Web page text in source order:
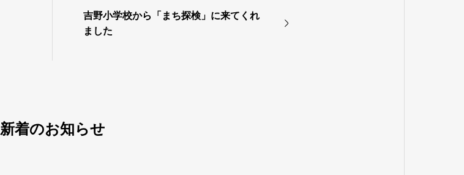
吉野小学校から「まち探検」に来てくれ
ました
新着のお知らせ